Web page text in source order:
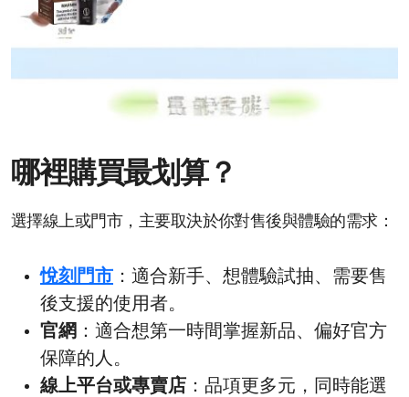
哪裡購買最划算？
選擇線上或門市，主要取決於你對售後與體驗的需求：
悅刻門市 ：適合新手、想體驗試抽、需要售
後支援的使用者。
官網 ：適合想第一時間掌握新品、偏好官方
保障的人。
線上平台或專賣店 ：品項更多元，同時能選